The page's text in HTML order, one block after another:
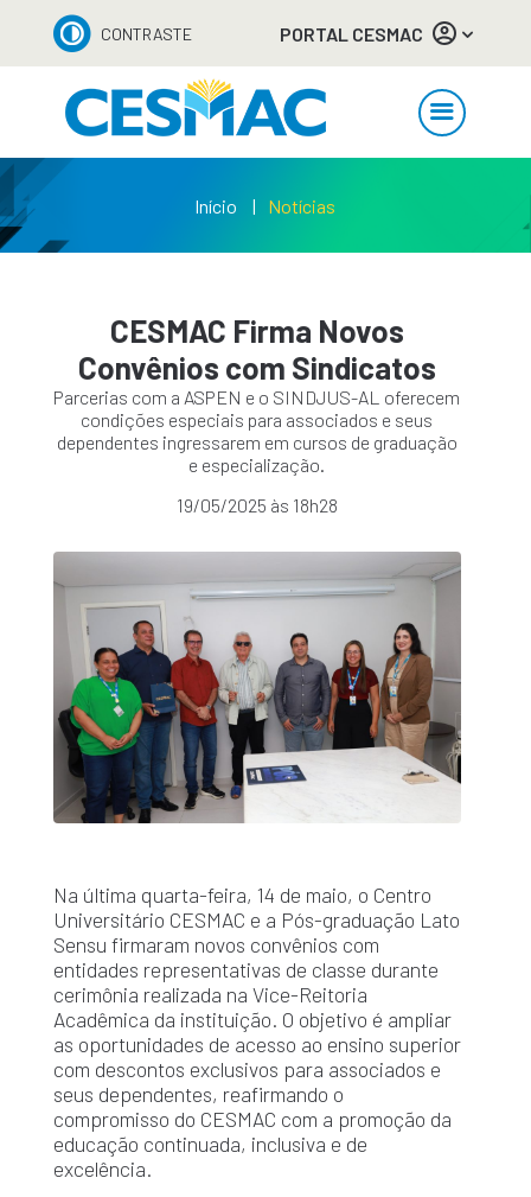
CONTRASTE PORTAL CESMAC
Início Notícias
CESMAC Firma Novos
Convênios com Sindicatos
Parcerias com a ASPEN e o SINDJUS-AL oferecem
condições especiais para associados e seus
dependentes ingressarem em cursos de graduação
e especialização.
19/05/2025 às 18h28
Na última quarta-feira, 14 de maio, o Centro
Universitário CESMAC e a Pós-graduação Lato
Sensu firmaram novos convênios com
entidades representativas de classe durante
cerimônia realizada na Vice-Reitoria
Acadêmica da instituição. O objetivo é ampliar
as oportunidades de acesso ao ensino superior
com descontos exclusivos para associados e
seus dependentes, reafirmando o
compromisso do CESMAC com a promoção da
educação continuada, inclusiva e de
excelência.